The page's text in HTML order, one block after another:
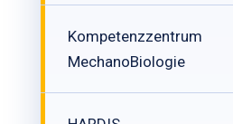
Kompetenzzentrum
MechanoBiologie